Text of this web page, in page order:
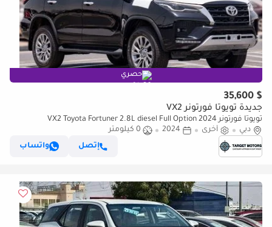
حصري
$ 35,600
جديدة تويوتا فورتونر VX2
تويوتا فورتونر VX2 Toyota Fortuner 2.8L diesel Full Option 2024
دبي
أخرى 2024
0 كيلومتر
إتصل
واتساب